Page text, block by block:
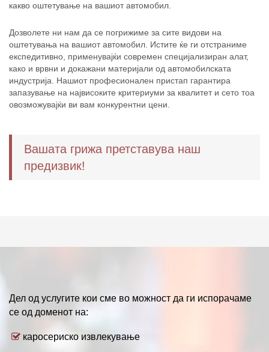
какво оштетување на вашиот автомобил.
Дозволете ни нам да се погрижиме за сите видови на
оштетувања на вашиот автомобил. Истите ќе ги отстраниме
експедитивно, применувајќи современ специјализиран алат,
како и врвни и докажани материјали од автомобилската
индустрија. Нашиот професионален пристап гарантира
запазување на највисоките критериуми за квалитет и сето тоа
овозможувајќи ви вам конкурентни цени.
Вашата грижа претставува наш
предизвик!
Дел од услугите кои сме во можност да ги испорачаме
се од доменот на:
каросериско извлекување